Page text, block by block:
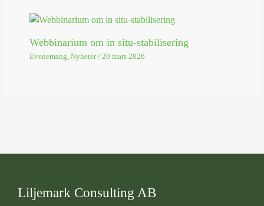
Webbinarium om in situ-stabilisering
Evenemang, Nyheter/ 20 mars 2026
Liljemark Consulting AB